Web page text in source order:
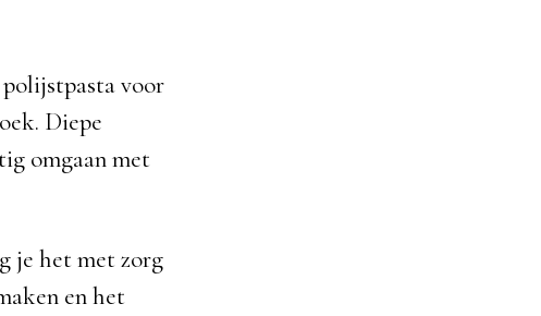
voor
Diepe
omgaan met
je het met zorg
en het